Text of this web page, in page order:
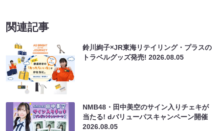
関連記事
鈴川絢子×JR東海リテイリング・プラスの
トラベルグッズ発売!2026.08.05
NMB48・田中美空のサイン入りチェキが
当たる! dバリューパスキャンペーン開催
2026.08.05